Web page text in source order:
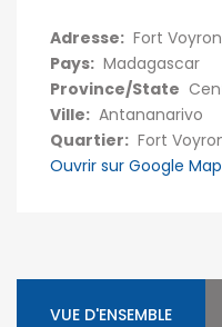
Adresse: Fort
Pays: Madagascar
Province/State
Ville: Antananarivo
Quartier: Fort
Ouvrir sur Google
VUE D'ENSEMBLE